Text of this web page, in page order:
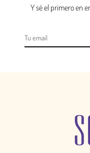
Y sé el primero en